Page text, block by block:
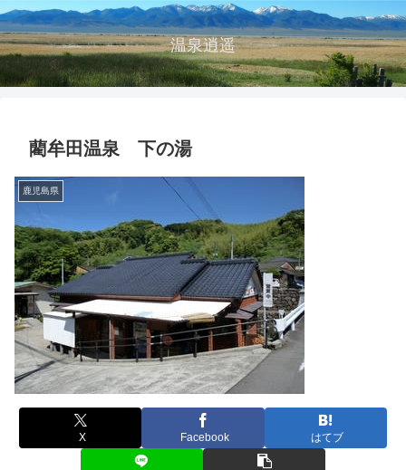
温泉逍遥
藺牟田温泉 下の湯
鹿児島県
X Facebook はてブ